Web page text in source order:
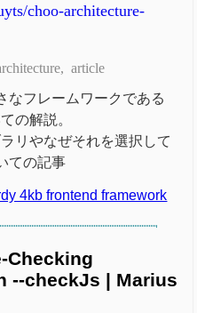
choo-architecture-
article
なフレームワークである
の解説。
リやなぜそれを選択して
ての記事
4kb frontend framework
Checking
--checkJs | Marius